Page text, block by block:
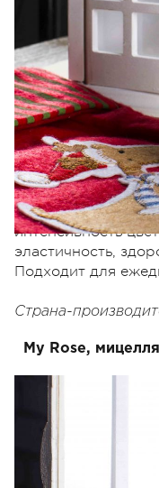
Спрей-
содержит 2 фазы:
действуют
входят стволовые
интенсивно
волосы. Во вторую
которые смягчают
облегчают их
интенсивность
эластичность,
Подходит для
Страна-
My Rose,